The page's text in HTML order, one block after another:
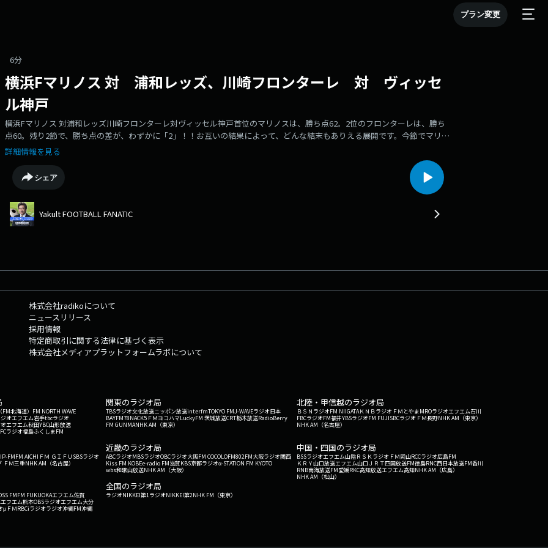
プラン変更
6分
横浜Fマリノス 対 浦和レッズ、川崎フロンターレ 対 ヴィッセ
ル神戸
横浜Fマリノス 対浦和レッズ川崎フロンターレ対ヴィッセル神戸首位のマリノスは、勝ち点62。2位のフロンターレは、勝ち
点60。残り2節で、勝ち点の差が、わずかに「2」！！お互いの結果によって、どんな結末もありえる展開です。今節でマリノ
スが勝って、フロンターレが引き分け、または負けた場合、マリノス優勝となります。横浜Fマリノス 対浦和レッズ川崎フロ
ンターレ対ヴィッセル神戸試合の行方を、大胆妄想「二元」ヴァーチャル実況！！
詳細情報を見る
シェア
Yakult FOOTBALL FANATIC
株式会社radikoについて
ニュースリリース
採用情報
特定商取引に関する法律に基づく表示
株式会社メディアプラットフォームラボについて
北海道） FM NORTH WAVE
オエフエム岩手tbcラジオ
エフエム秋田YBC山形放送
ラジオ福島ふくしまFM
関東のラジオ局
TBSラジオ文化放送ニッポン放送interfmTOKYO FMJ-WAVEラジオ日本
BAYFM78NACK5 ＦＭヨコハマLuckyFM 茨城放送CRT栃木放送RadioBerry
FM GUNMANHK AM（東京）
北陸・甲信越のラジオ局
ＢＳＮラジオFM NIIGATAＫＮＢラジオ ＦＭとやまMROラジオエフエム石川
FBCラジオFM福井YBSラジオFM FUJISBCラジオ ＦＭ長野NHK AM（東京）
NHK AM（名古屋）
FMFM AICHI ＦＭ ＧＩＦＵ SBSラジオ
ＦＭ三重NHK AM（名古屋）
近畿のラジオ局
ABCラジオMBSラジオOBCラジオ大阪FM COCOLOFM802FM大阪ラジオ関西
Kiss FM KOBEe-radio FM滋賀KBS京都ラジオα-STATION FM KYOTO
wbs和歌山放送NHK AM（大阪）
中国・四国のラジオ局
BSSラジオエフエム山陰ＲＳＫラジオ ＦＭ岡山RCCラジオ広島FM
ＫＲＹ山口放送エフエム山口 ＪＲＴ四国放送FM徳島RNC西日本放送FM香川
RNB南海放送FM愛媛RKC高知放送エフエム高知NHK AM（広島）
NHK AM（松山）
FMFM FUKUOKAエフエム佐賀
フエム熊本OBSラジオエフエム大分
μＦＭRBCiラジオラジオ沖縄FM沖縄
全国のラジオ局
ラジオNIKKEI第1ラジオNIKKEI第2NHK FM（東京）